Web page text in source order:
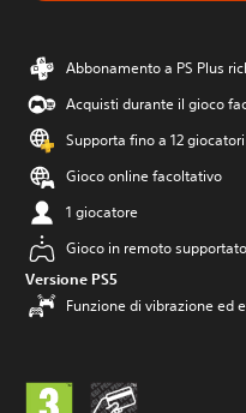
Abbonamento a PS Plus
Acquisti durante il gioco
Supporta fino a 12
Gioco online facoltativo
1 giocatore
Gioco in remoto supportato
Versione PS5
Funzione di vibrazione ed